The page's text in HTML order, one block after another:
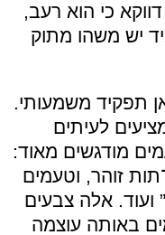
כי הוא רעב,
יש משהו מתוק
תפקיד משמעותי.
לעיתים
מודגשים מאוד:
זוהר, וטעמים
ועוד. אלה צבעים
באותה עוצמה